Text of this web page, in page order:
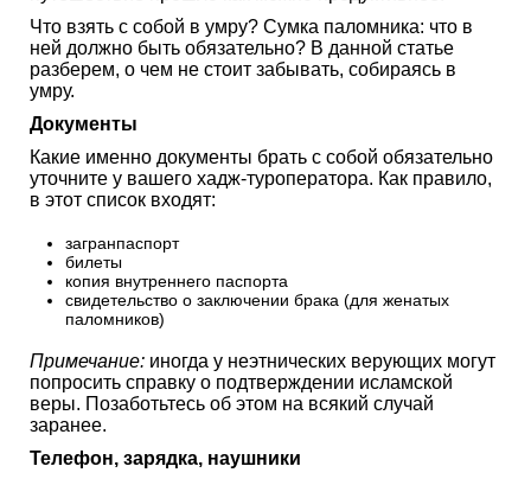
Что взять с собой в умру? Сумка паломника: что в
ней должно быть обязательно? В данной статье
разберем, о чем не стоит забывать, собираясь в
умру.
Документы
Какие именно документы брать с собой обязательно
уточните у вашего хадж-туроператора. Как правило,
в этот список входят:
загранпаспорт
билеты
копия внутреннего паспорта
свидетельство о заключении брака (для женатых
паломников)
Примечание: иногда у неэтнических верующих могут
попросить справку о подтверждении исламской
веры. Позаботьтесь об этом на всякий случай
заранее.
Телефон, зарядка, наушники